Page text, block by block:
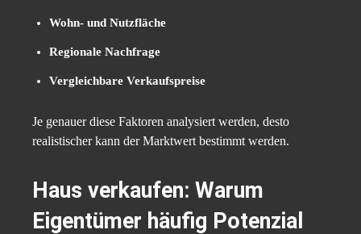
Wohn- und Nutzfläche
Regionale Nachfrage
Vergleichbare Verkaufspreise
Je genauer diese Faktoren analysiert werden, desto
realistischer kann der Marktwert bestimmt werden.
Haus verkaufen: Warum
Eigentümer häufig Potenzial